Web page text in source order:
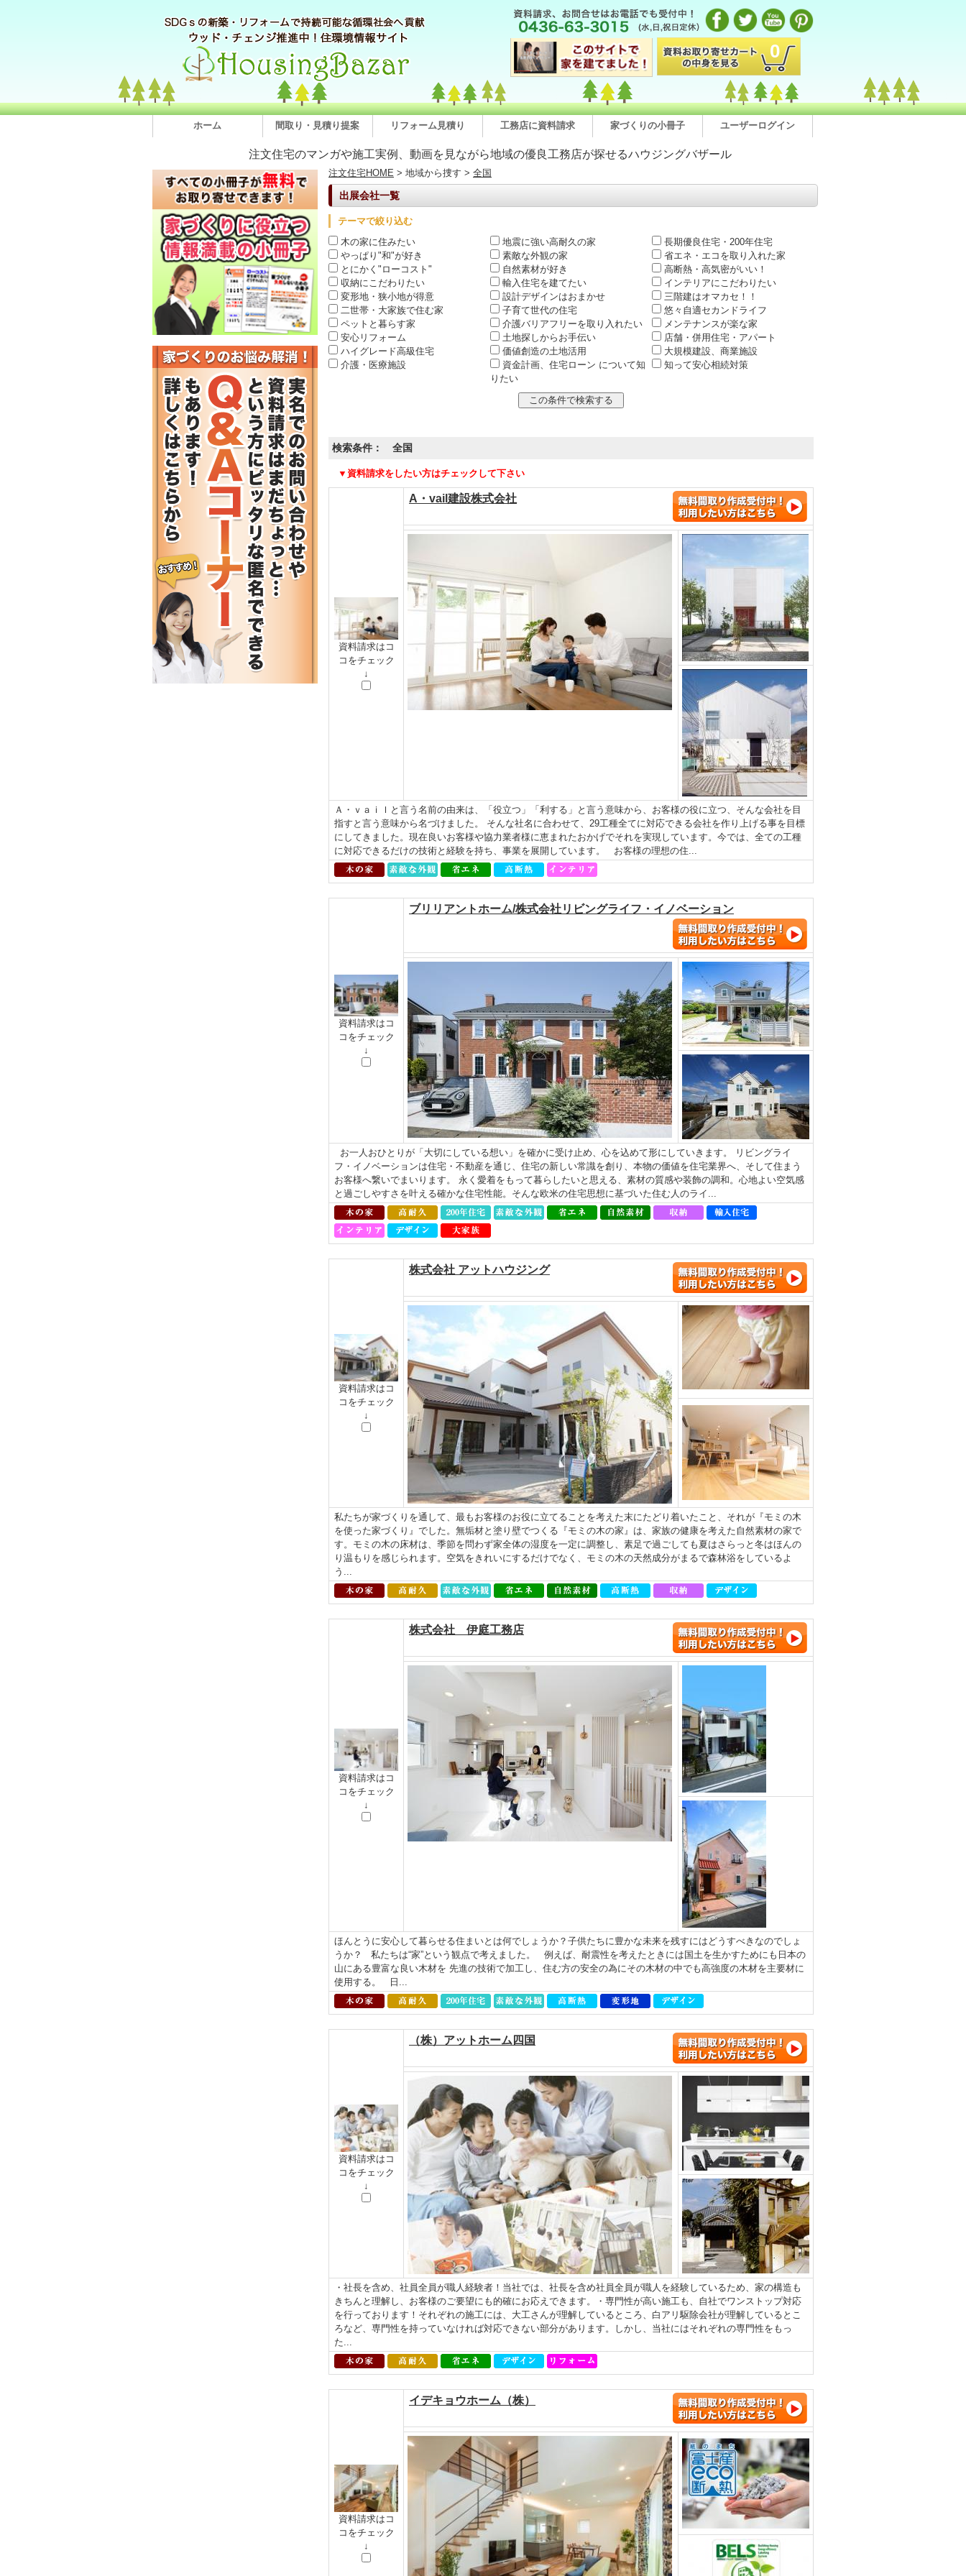
0
ホーム 間取り・見積り提案 リフォーム見積り 工務店に資料請求 家づくりの小冊子 ユーザーログイン
注文住宅のマンガや施工実例、動画を見ながら地域の優良工務店が探せるハウジングバザール
注文住宅HOME > 地域から捜す > 全国
出展会社一覧
テーマで絞り込む
木の家に住みたい
地震に強い高耐久の家
長期優良住宅・200年住宅
やっぱり"和"が好き
素敵な外観の家
省エネ・エコを取り入れた家
とにかく"ローコスト"
自然素材が好き
高断熱・高気密がいい！
収納にこだわりたい
輸入住宅を建てたい
インテリアにこだわりたい
変形地・狭小地が得意
設計デザインはおまかせ
三階建はオマカセ！！
二世帯・大家族で住む家
子育て世代の住宅
悠々自適セカンドライフ
ペットと暮らす家
介護バリアフリーを取り入れたい
メンテナンスが楽な家
安心リフォーム
土地探しからお手伝い
店舗・併用住宅・アパート
ハイグレード高級住宅
価値創造の土地活用
大規模建設、商業施設
介護・医療施設
資金計画、住宅ローン について知
りたい
知って安心相続対策
検索条件： 全国
▼資料請求をしたい方はチェックして下さい
資料請求はコ
コをチェック
↓
A・vail建設株式会社
Ａ・ｖａｉｌと言う名前の由来は、「役立つ」「利する」と言う意味から、お客様の役に立つ、そんな会社を目
指すと言う意味から名づけました。 そんな社名に合わせて、29工種全てに対応できる会社を作り上げる事を目標
にしてきました。現在良いお客様や協力業者様に恵まれたおかげでそれを実現しています。今では、全ての工種
に対応できるだけの技術と経験を持ち、事業を展開しています。 お客様の理想の住...
資料請求はコ
コをチェック
↓
ブリリアントホーム/株式会社リビングライフ・イノベーション
お一人おひとりが「大切にしている想い」を確かに受け止め、心を込めて形にしていきます。 リビングライ
フ・イノベーションは住宅・不動産を通じ、住宅の新しい常識を創り、本物の価値を住宅業界へ、そして住まう
お客様へ繋いでまいります。 永く愛着をもって暮らしたいと思える、素材の質感や装飾の調和。⼼地よい空気感
と過ごしやすさを叶える確かな住宅性能。そんな欧⽶の住宅思想に基づいた住む⼈のライ...
資料請求はコ
コをチェック
↓
株式会社 アットハウジング
私たちが家づくりを通して、最もお客様のお役に立てることを考えた末にたどり着いたこと、それが『モミの木
を使った家づくり』でした。無垢材と塗り壁でつくる『モミの木の家』は、家族の健康を考えた自然素材の家で
す。モミの木の床材は、季節を問わず家全体の湿度を一定に調整し、素足で過ごしても夏はさらっと冬はほんの
り温もりを感じられます。空気をきれいにするだけでなく、モミの木の天然成分がまるで森林浴をしているよ
う...
資料請求はコ
コをチェック
↓
株式会社 伊庭工務店
ほんとうに安心して暮らせる住まいとは何でしょうか？子供たちに豊かな未来を残すにはどうすべきなのでしょ
うか？ 私たちは“家”という観点で考えました。 例えば、耐震性を考えたときには国土を生かすためにも日本の
山にある豊富な良い木材を 先進の技術で加工し、住む方の安全の為にその木材の中でも高強度の木材を主要材に
使用する。 日...
資料請求はコ
コをチェック
↓
（株）アットホーム四国
・社長を含め、社員全員が職人経験者！当社では、社長を含め社員全員が職人を経験しているため、家の構造も
きちんと理解し、お客様のご要望にも的確にお応えできます。・専門性が高い施工も、自社でワンストップ対応
を行っております！それぞれの施工には、大工さんが理解しているところ、白アリ駆除会社が理解しているとこ
ろなど、専門性を持っていなければ対応できない部分があります。しかし、当社にはそれぞれの専門性をもっ
た...
資料請求はコ
コをチェック
↓
イデキョウホーム（株）